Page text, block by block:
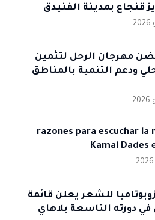
قنجاع بمدينة الفنيدق
مهرجان الرحل لتثمين
ودعم التنمية بالمناطق
3 razones para escuchar la
Kamal Dades
للشعر يعلن قائمة
دورته التاسعة بلاهاي